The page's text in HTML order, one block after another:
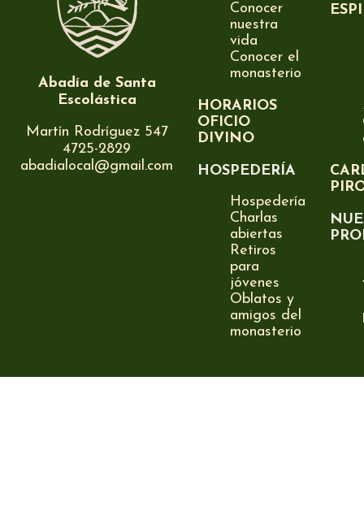
Abadía de Santa
Escolástica
Martín Rodríguez 547
4725-2829
abadialocal@gmail.com
Conocer
nuestra
vida
Conocer el
monasterio
HORARIOS
OFICIO
DIVINO
HOSPEDERÍA
Hospedería
Charlas
abiertas
Retiros
para
jóvenes
Oblatos y
amigos del
monasterio